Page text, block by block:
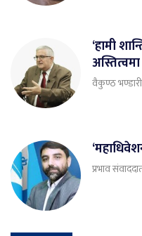
‘हामी
वैकुण्ठ भण्डारी
प्रभाव